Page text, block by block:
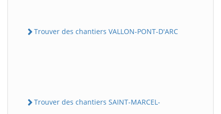
Trouver des chantiers VALLON-PONT-D'ARC
Trouver des chantiers SAINT-MARCEL-